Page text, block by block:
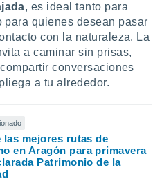
a, es ideal tanto para
para quienes desean pasar
con la naturaleza. La
a caminar sin prisas,
conversaciones
a tu alrededor.
las mejores rutas de
en Aragón para primavera
Patrimonio de la